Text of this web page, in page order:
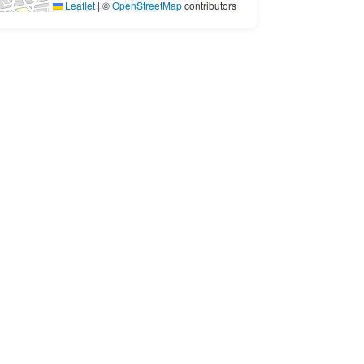
Leaflet |©OpenStreetMapcontributors